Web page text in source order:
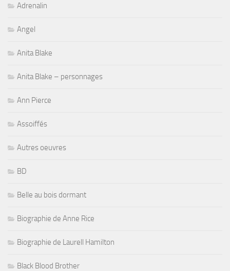
Adrenalin
Angel
Anita Blake
Anita Blake – personnages
Ann Pierce
Assoiffés
Autres oeuvres
BD
Belle au bois dormant
Biographie de Anne Rice
Biographie de Laurell Hamilton
Black Blood Brother